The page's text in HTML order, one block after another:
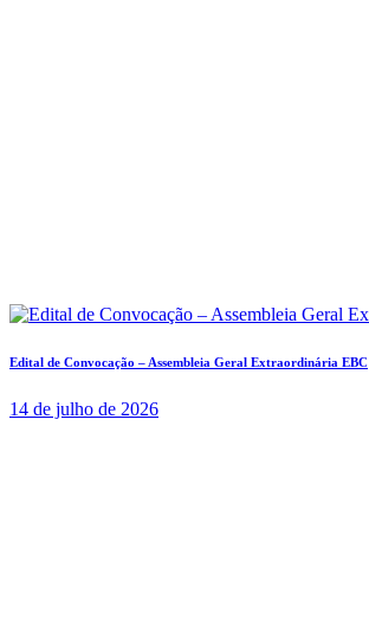
Edital de Convocação – Assembleia Geral Extraordinária EBC
14 de julho de 2026